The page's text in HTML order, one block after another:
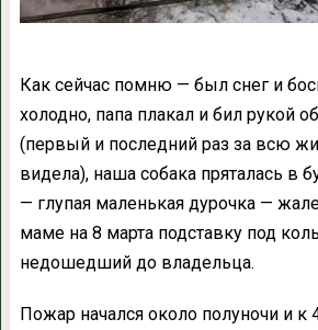
Как сейчас помню — был снег и
холодно, папа плакал и бил рукой
(первый и последний раз за всю
видела), наша собака пряталась в
— глупая маленькая дурочка —
маме на 8 марта подставку под
недошедший до владельца.
Пожар начался около полуночи и к